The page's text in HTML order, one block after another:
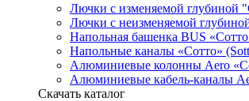
Лючки с изменяемой глубиной
Лючки с неизменяемой
Напольная башенка BUS
Напольные каналы «Сотто»
Алюминиевые колонны Aero
Алюминиевые кабель-каналы
Скачать каталог